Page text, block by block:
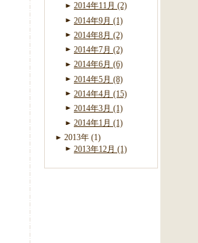
2014年11月 (2)
2014年9月 (1)
2014年8月 (2)
2014年7月 (2)
2014年6月 (6)
2014年5月 (8)
2014年4月 (15)
2014年3月 (1)
2014年1月 (1)
2013年 (1)
2013年12月 (1)